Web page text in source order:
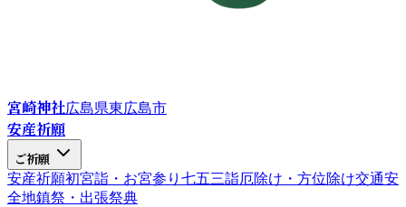
宮崎神社広島県東広島市
安産祈願
ご祈願
安産祈願初宮詣・お宮参り 七五三詣厄除け・方位除け交通安
全地鎮祭・出張祭典